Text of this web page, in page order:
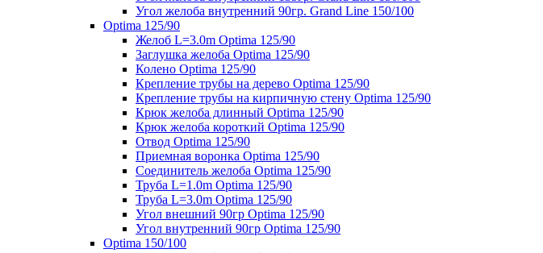
Угол желоба внутренний 90гр. Grand Line 150/100
Optima 125/90
Желоб L=3.0m Optima 125/90
Заглушка желоба Optima 125/90
Колено Optima 125/90
Крепление трубы на дерево Optima 125/90
Крепление трубы на кирпичную стену Optima 125/90
Крюк желоба длинный Optima 125/90
Крюк желоба короткий Optima 125/90
Отвод Optima 125/90
Приемная воронка Optima 125/90
Соединитель желоба Optima 125/90
Труба L=1.0m Optima 125/90
Труба L=3.0m Optima 125/90
Угол внешний 90гр Optima 125/90
Угол внутренний 90гр Optima 125/90
Optima 150/100